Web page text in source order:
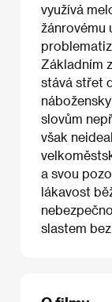
využívá
žánrovému
Základním
stává střet
slovům
však
a svou
lákavost
slastem